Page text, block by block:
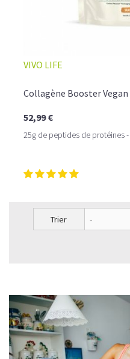
Pour ceux qui veulent
glacé, sans se sentir lourd
🍯 CAFÉ FRAPPÉ AU
LE PLAISIR D’UN
TROP
VIVO LIFE
Collagène Booster
52,99 €
25g de peptides de protéines
Trier